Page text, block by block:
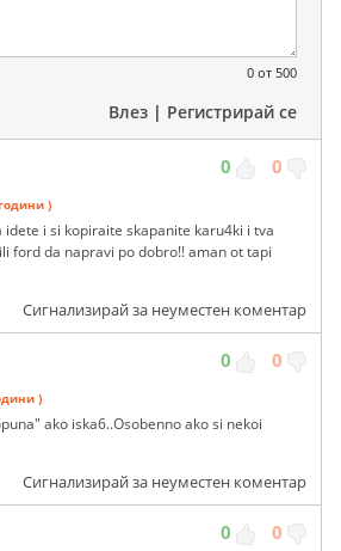
0 от 500
Влез | Регистрирай се
0 0
)
i si kopiraite skapanite karu4ki i tva
ford da napravi po dobro!! aman ot tapi
Сигнализирай за неуместен коментар
0 0
)
ako iska6..Osobenno ako si nekoi
Сигнализирай за неуместен коментар
0 0